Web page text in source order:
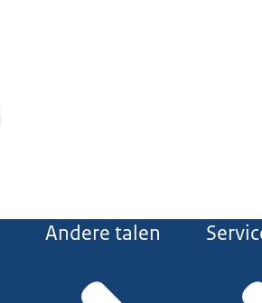
Andere talen